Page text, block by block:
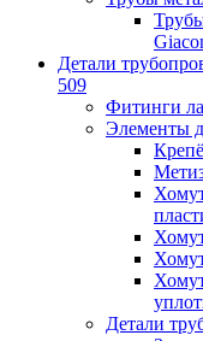
Детали
509
Фитинги
Элементы
Детали